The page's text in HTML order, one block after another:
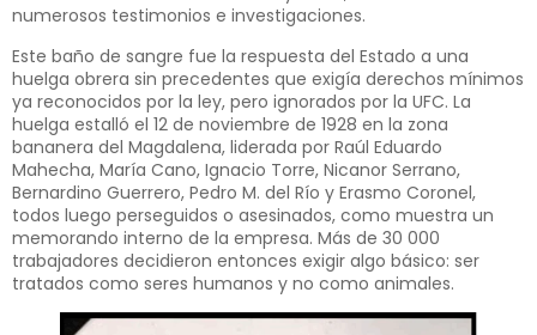
numerosos testimonios e investigaciones.
Este baño de sangre fue la respuesta del Estado a una
huelga obrera sin precedentes que exigía derechos mínimos
ya reconocidos por la ley, pero ignorados por la UFC. La
huelga estalló el 12 de noviembre de 1928 en la zona
bananera del Magdalena, liderada por Raúl Eduardo
Mahecha, María Cano, Ignacio Torre, Nicanor Serrano,
Bernardino Guerrero, Pedro M. del Río y Erasmo Coronel,
todos luego perseguidos o asesinados, como muestra un
memorando interno de la empresa. Más de 30 000
trabajadores decidieron entonces exigir algo básico: ser
tratados como seres humanos y no como animales.